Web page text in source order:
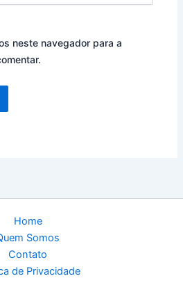
neste navegador para a
Home
Somos
Contato
de Privacidade